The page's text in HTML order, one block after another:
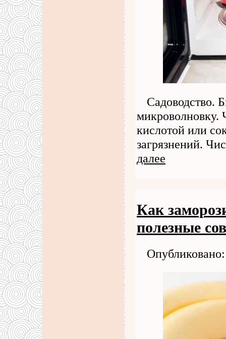
Садоводство.
микроволновку.
кислотой или
загрязнений.
далее
Как
полезные